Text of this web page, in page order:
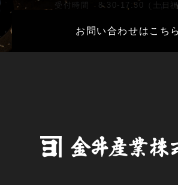
受付時間 8:30-17:30（土日祝
お問い合わせはこちら